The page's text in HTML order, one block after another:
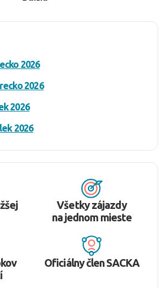
2026
2026
2026
2026
Všetky zájazdy
na jednom mieste
Oficiálny člen SACKA